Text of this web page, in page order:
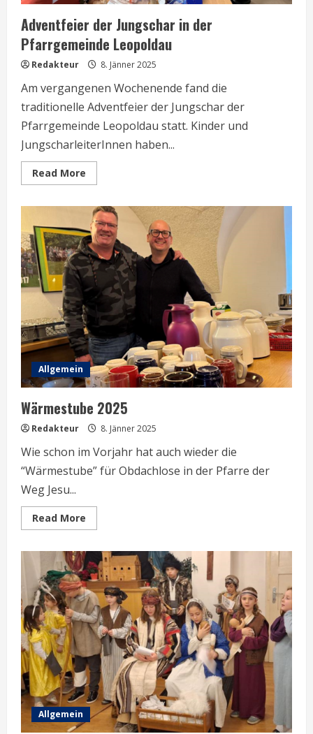
Adventfeier der Jungschar in der
Pfarrgemeinde Leopoldau
Redakteur 8. Jänner 2025
Am vergangenen Wochenende fand die
traditionelle Adventfeier der Jungschar der
Pfarrgemeinde Leopoldau statt. Kinder und
JungscharleiterInnen haben...
Read More
more
der
Jungschar
in
der
Pfarrgemeinde
Leopoldau
Allgemein
Wärmestube 2025
Redakteur 8. Jänner 2025
Wie schon im Vorjahr hat auch wieder die
“Wärmestube” für Obdachlose in der Pfarre der
Weg Jesu...
Read More
more
2025
Allgemein